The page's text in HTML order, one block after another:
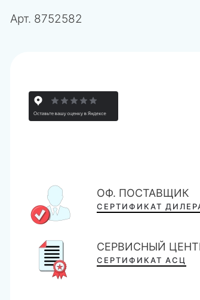
Арт. 8752582
ОФ. ПОСТАВЩИК
СЕРТИФИКАТ
СЕРВИСНЫЙ
СЕРТИФИКАТ АСЦ